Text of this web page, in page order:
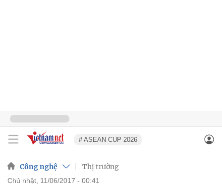
# ASEAN CUP 2026
Công nghệ Thị trường
chủ nhật, 11/06/2017 - 00:41